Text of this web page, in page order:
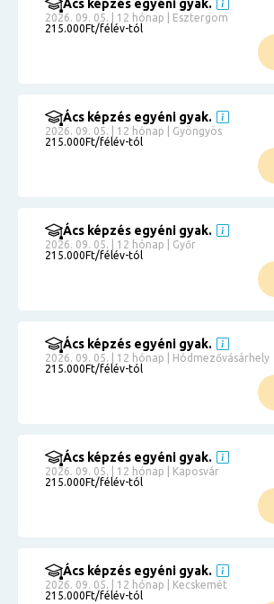
Ács képzés egyéni gyak.
2026. 09. 05. | 12 hónap | Esztergom
215.000Ft/félév-tól
Ács képzés egyéni gyak.
2026. 09. 05. | 12 hónap | Gyöngyös
215.000Ft/félév-tól
Ács képzés egyéni gyak.
2026. 09. 05. | 12 hónap | Győr
215.000Ft/félév-tól
Ács képzés egyéni gyak.
2026. 09. 05. | 12 hónap | Hódmezővásárhely
215.000Ft/félév-tól
Ács képzés egyéni gyak.
2026. 09. 05. | 12 hónap | Kaposvár
215.000Ft/félév-tól
Ács képzés egyéni gyak.
2026. 09. 05. | 12 hónap | Kecskemét
215.000Ft/félév-tól